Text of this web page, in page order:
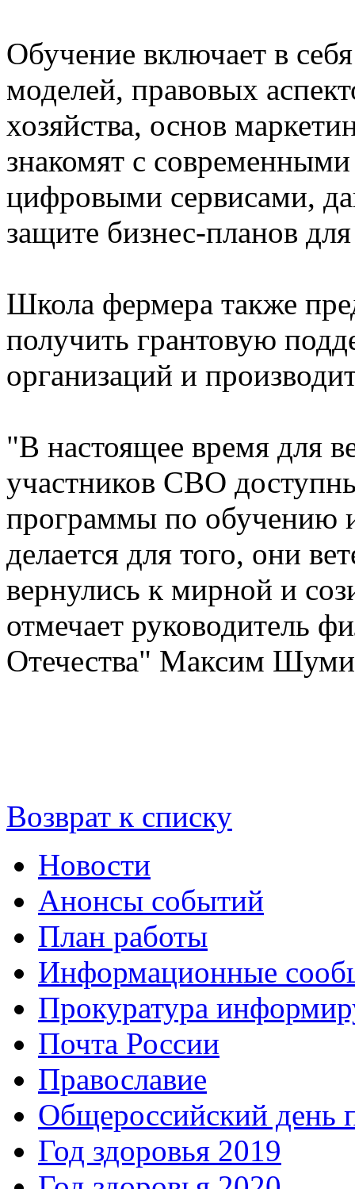
Обучение включает в
моделей, правовых
хозяйства, основ
знакомят с
цифровыми сервисами,
защите бизнес-планов
Школа фермера также
получить грантовую
организаций и
"В настоящее время для
участников СВО
программы по обучению
делается для того, они
вернулись к мирной и
отмечает руководитель
Отечества" Максим
Возврат к списку
Новости
Анонсы событий
План работы
Информационные
Прокуратура
Почта России
Православие
Общероссийский день
Год здоровья 2019